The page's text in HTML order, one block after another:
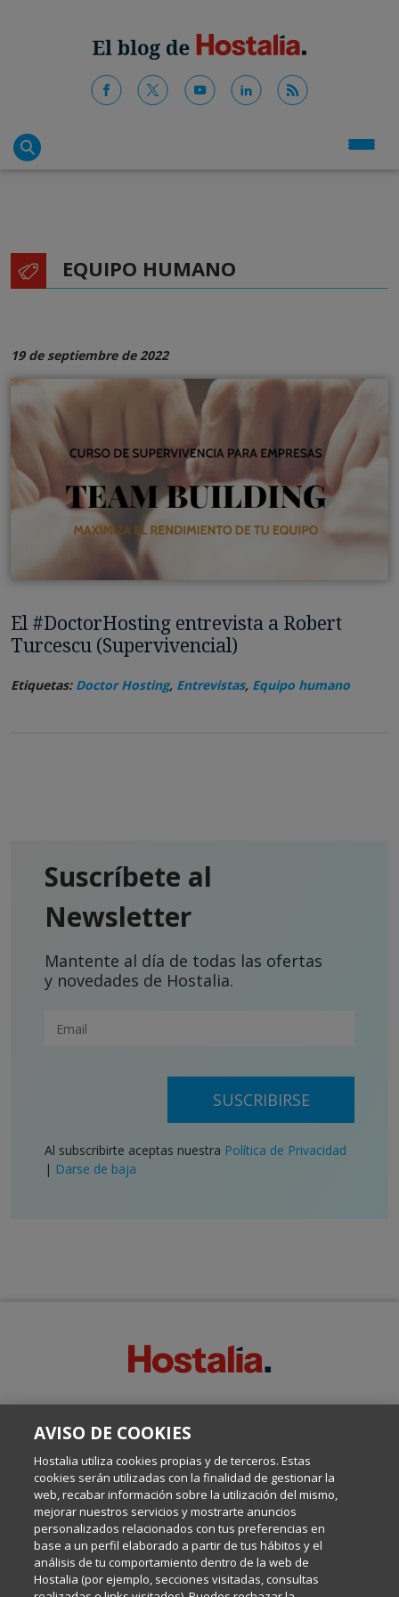
EQUIPO HUMANO
19 de septiembre de 2022
El #DoctorHosting entrevista a Robert
Turcescu (Supervivencial)
Etiquetas: Doctor Hosting, Entrevistas, Equipo humano
Suscríbete al
Newsletter
Mantente al día de todas las ofertas
y novedades de Hostalia.
SUSCRIBIRSE
Al subscribirte aceptas nuestra Política de Privacidad
| Darse de baja
Escrito por el equipo de Comunicación de Hostalia, dirigido por
Internet y Tecnología.
Política de privacidad
Política de cookies
AVISO DE COOKIES
Hostalia utiliza cookies propias y de terceros. Estas
cookies serán utilizadas con la finalidad de gestionar la
web, recabar información sobre la utilización del mismo,
mejorar nuestros servicios y mostrarte anuncios
personalizados relacionados con tus preferencias en
base a un perfil elaborado a partir de tus hábitos y el
análisis de tu comportamiento dentro de la web de
Hostalia (por ejemplo, secciones visitadas, consultas